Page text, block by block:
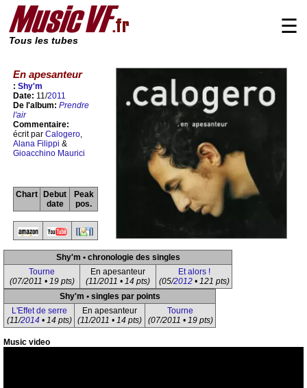
Tous les tubes
☰
En apesanteur
: Shy'm
Date: 11/2011
De l'album: Prendre
l'air
Commentaire:
écrit par Calogero,
Alana Filippi &
Gioacchino Maurici
Chart
Debut
date
Peak
pos.
Shy'm • chronologie des singles
Tourne
(07/2011 • 19 pts)
En apesanteur
(11/2011 • 14 pts)
Et alors !
(05/2012• 121 pts)
Shy'm • singles par points
L'Effet de serre
(11/2014• 14 pts)
En apesanteur
(11/2011 • 14 pts)
Tourne
(07/2011 • 19 pts)
Music video